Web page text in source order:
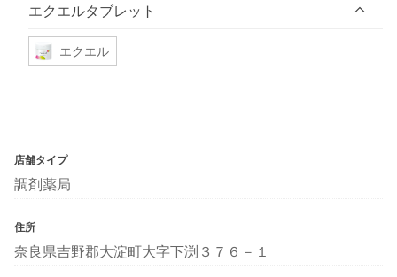
エクエルタブレット
エクエル
店舗タイプ
調剤薬局
住所
奈良県吉野郡大淀町大字下渕３７６－１